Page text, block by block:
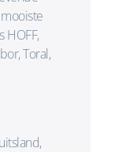
HOFF,
Toral,